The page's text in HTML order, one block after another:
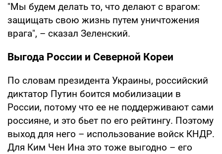
"Мы будем делать то, что делают с врагом:
защищать свою жизнь путем уничтожения
врага", – сказал Зеленский.
Выгода России и Северной Кореи
По словам президента Украины, российский
диктатор Путин боится мобилизации в
России, потому что ее не поддерживают сами
россияне, и это бьет по его рейтингу. Поэтому
выход для него – использование войск КНДР.
Для Ким Чен Ина это тоже выгодно – его